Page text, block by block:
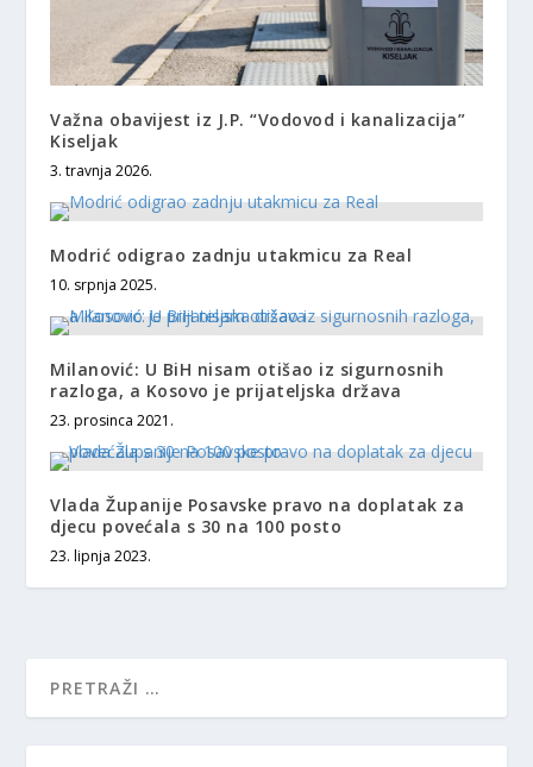
Važna obavijest iz J.P. “Vodovod i kanalizacija”
Kiseljak
3. travnja 2026.
Modrić odigrao zadnju utakmicu za Real
10. srpnja 2025.
Milanović: U BiH nisam otišao iz sigurnosnih
razloga, a Kosovo je prijateljska država
23. prosinca 2021.
Vlada Županije Posavske pravo na doplatak za
djecu povećala s 30 na 100 posto
23. lipnja 2023.